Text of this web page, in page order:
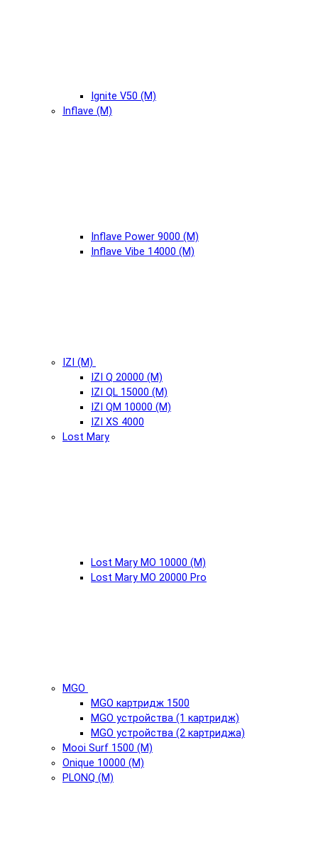
Ignite V50 (М)
Inflave (М)
Inflave Power 9000 (М)
Inflave Vibe 14000 (М)
IZI (М)
IZI Q 20000 (М)
IZI QL 15000 (М)
IZI QM 10000 (М)
IZI XS 4000
Lost Mary
Lost Mary MO 10000 (М)
Lost Mary MO 20000 Pro
MGO
MGO картридж 1500
MGO устройства (1 картридж)
MGO устройства (2 картриджа)
Mooi Surf 1500 (М)
Onique 10000 (М)
PLONQ (М)